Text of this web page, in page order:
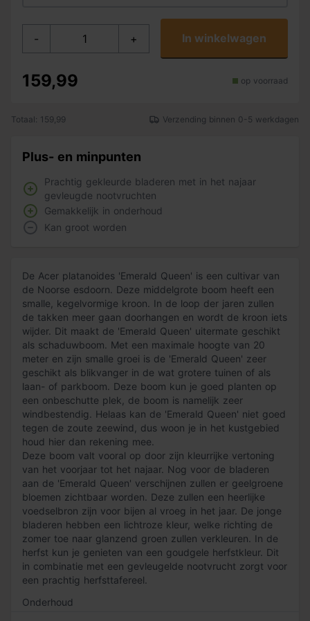
- + In winkelwagen
159,99 op voorraad
Totaal: 159,99 Verzending binnen 0-5 werkdagen
Plus- en minpunten
Prachtig gekleurde bladeren met in het najaar
gevleugde nootvruchten
Gemakkelijk in onderhoud
Kan groot worden
De Acer platanoides 'Emerald Queen' is een cultivar van
de Noorse esdoorn. Deze middelgrote boom heeft een
smalle, kegelvormige kroon. In de loop der jaren zullen
de takken meer gaan doorhangen en wordt de kroon iets
wijder. Dit maakt de 'Emerald Queen' uitermate geschikt
als schaduwboom. Met een maximale hoogte van 20
meter en zijn smalle groei is de 'Emerald Queen' zeer
geschikt als blikvanger in de wat grotere tuinen of als
laan- of parkboom. Deze boom kun je goed planten op
een onbeschutte plek, de boom is namelijk zeer
windbestendig. Helaas kan de 'Emerald Queen' niet goed
tegen de zoute zeewind, dus woon je in het kustgebied
houd hier dan rekening mee.
Deze boom valt vooral op door zijn kleurrijke vertoning
van het voorjaar tot het najaar. Nog voor de bladeren
aan de 'Emerald Queen' verschijnen zullen er geelgroene
bloemen zichtbaar worden. Deze zullen een heerlijke
voedselbron zijn voor bijen al vroeg in het jaar. De jonge
bladeren hebben een lichtroze kleur, welke richting de
zomer toe naar glanzend groen zullen verkleuren. In de
herfst kun je genieten van een goudgele herfstkleur. Dit
in combinatie met een gevleugelde nootvrucht zorgt voor
een prachtig herfsttafereel.
Onderhoud